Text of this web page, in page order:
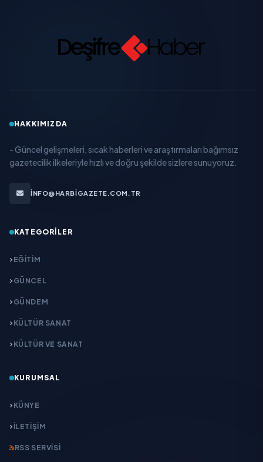
HAKKIMIZDA
- Güncel gelişmeleri, sıcak haberleri ve araştırmaları bağımsız
gazetecilik ilkeleriyle hızlı ve doğru şekilde sizlere sunuyoruz.
INFO@HARBIGAZETE.COM.TR
KATEGORILER
EĞITIM
GÜNCEL
GÜNDEM
KÜLTÜR SANAT
KÜLTÜR VE SANAT
KURUMSAL
KÜNYE
İLETIŞIM
RSS SERVISI